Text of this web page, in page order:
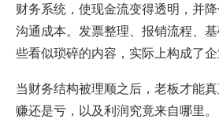
财务系统，使现金流变得透明，并
沟通成本。发票整理、报销流程、
些看似琐碎的内容，实际上构成了企
当财务结构被理顺之后，老板才能
赚还是亏，以及利润究竟来自哪里。